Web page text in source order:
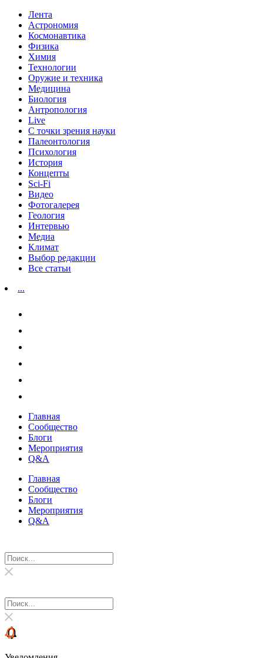
Лента
Астрономия
Космонавтика
Физика
Химия
Технологии
Оружие и техника
Медицина
Биология
Антропология
Live
С точки зрения науки
Палеонтология
Психология
История
Концепты
Sci-Fi
Видео
Фотогалерея
Геология
Интервью
Медиа
Климат
Выбор редакции
Все статьи
...
Главная
Сообщество
Блоги
Мероприятия
Q&A
Главная
Сообщество
Блоги
Мероприятия
Q&A